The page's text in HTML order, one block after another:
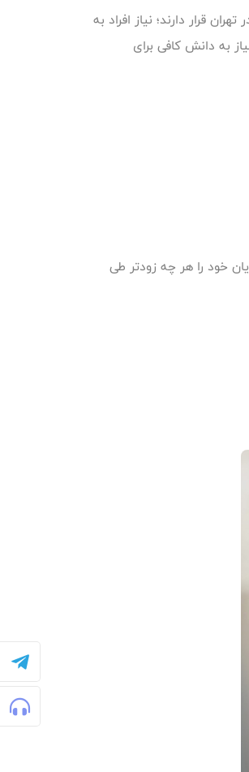
قرار دارند؛ نیاز افراد به
به دانش کافی برای
خود را هر چه زودتر طی